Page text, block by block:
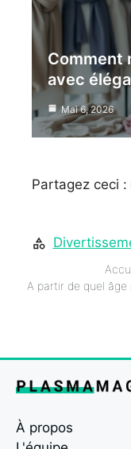
Comment
avec
Mai 6, 2026
Partagez ceci :
À propos